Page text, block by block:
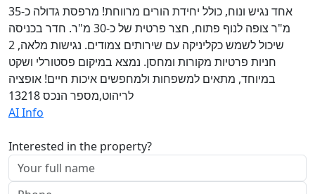
אחד נגיש ונוח, כולל יחידת הורים מרווחת! מרפסת גדולה כ-35
מ"ר צופה לנוף פתוח, חצר פרטית של כ-30 מ"ר. חדר בכניסה
שיכול לשמש כקליניקה עם שירותים צמודים. נגישות מלאה, 2
חניות פרטיות מקורות ומחסן. נמצא במיקום פסטורלי ושקט
במיוחד, מתאים למשפחות ולמחפשים איכות חיים! אופציה
לריהוט,מספר הנכס 13218
AI Info
Interested in the property?